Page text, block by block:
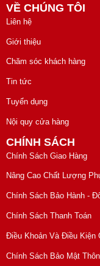
VỀ CHÚNG TÔI
Liên hệ
Giới thiệu
Chăm sóc khách hàng
Tin tức
Tuyển dụng
Nội quy cửa hàng
CHÍNH SÁCH
Chính Sách Giao Hàng
Nâng Cao Chất Lượng
Chính Sách Bảo Hành -
Chính Sách Thanh Toán
Điều Khoản Và Điều Kiện
Chính Sách Bảo Mật